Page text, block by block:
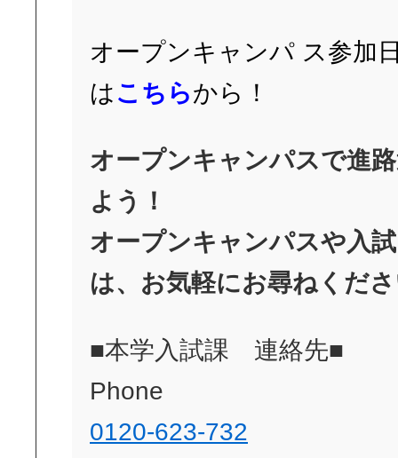
オープンキャンパ ス参加
はこちらから！
オープンキャンパスで進
よう！
オープンキャンパスや入
は、お気軽にお尋ねくだ
■本学入試課 連絡先■
Phone
0120-623-732